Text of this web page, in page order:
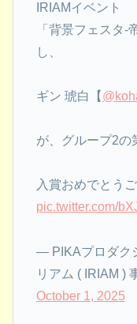
IRIAMイベント
「背景フェスタ-
し、
ギン 琥白【
が、グループ2の
入賞おめでとう
pic.twitter.com/
— PIKAプロダク
リアム ( IRIAM )
October 1, 2025